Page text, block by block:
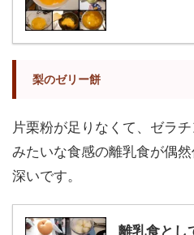
梨のゼリー餅
片栗粉が足りなくて、ゼラ
みたいな食感の離乳食が偶
深いです。
離乳食とし